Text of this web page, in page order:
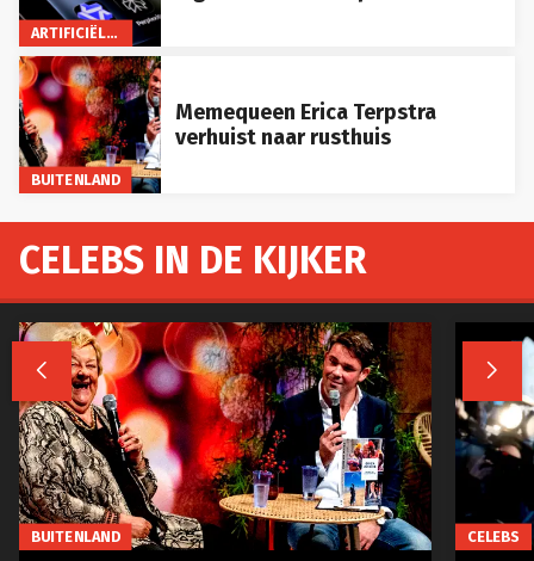
ARTIFICIËLE INTELLIGENTIE
BUITENLAND
Memequeen Erica Terpstra
verhuist naar rusthuis
CELEBS IN DE KIJKER
 
BUITENLAND CELEBS